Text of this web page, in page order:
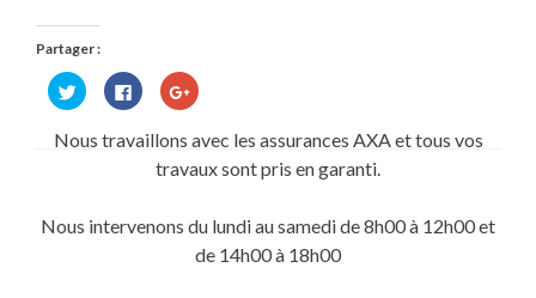
Partager :
Cliquez
pour
partager
Twitter(ouvre
Cliquez
pour
partager
sur
Facebook(ouvre
dans
une
Cliquez
pour
Google+
dans
fenêtre)
Nous travaillons avec les assurances AXA et tous vos
travaux sont pris en garanti.
Nous intervenons du lundi au samedi de 8h00 à 12h00 et
de 14h00 à 18h00